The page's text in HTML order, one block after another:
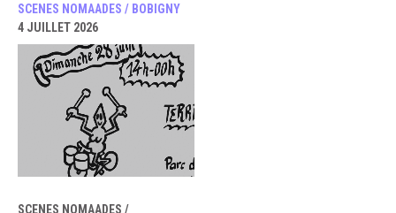
SCENES NOMAADES / BOBIGNY
4 JUILLET 2026
SCENES NOMAADES /